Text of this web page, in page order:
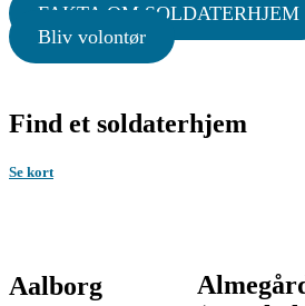
FAKTA OM SOLDATERHJEM
Bliv volontør
Find et soldaterhjem
Se kort
Aalborg